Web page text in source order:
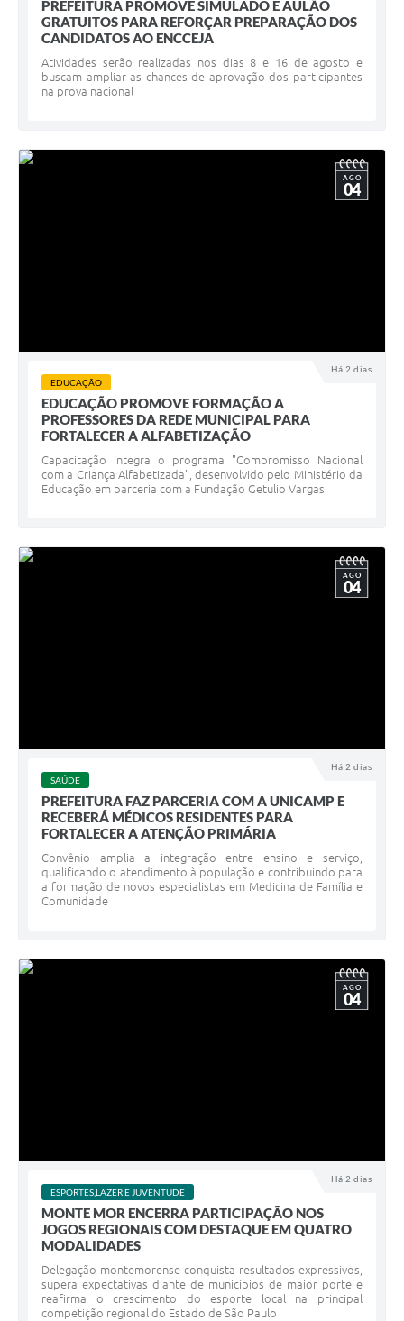
PREFEITURA PROMOVE SIMULADO E AULÃO
GRATUITOS PARA REFORÇAR PREPARAÇÃO DOS
CANDIDATOS AO ENCCEJA
Atividades serão realizadas nos dias 8 e 16 de agosto e
buscam ampliar as chances de aprovação dos participantes
na prova nacional
Há 2 dias
AGO
04
EDUCAÇÃO
EDUCAÇÃO PROMOVE FORMAÇÃO A
PROFESSORES DA REDE MUNICIPAL PARA
FORTALECER A ALFABETIZAÇÃO
Capacitação integra o programa "Compromisso Nacional
com a Criança Alfabetizada", desenvolvido pelo Ministério da
Educação em parceria com a Fundação Getulio Vargas
Há 2 dias
AGO
04
SAÚDE
PREFEITURA FAZ PARCERIA COM A UNICAMP E
RECEBERÁ MÉDICOS RESIDENTES PARA
FORTALECER A ATENÇÃO PRIMÁRIA
Convênio amplia a integração entre ensino e serviço,
qualificando o atendimento à população e contribuindo para
a formação de novos especialistas em Medicina de Família e
Comunidade
Há 2 dias
AGO
04
ESPORTES,LAZER E JUVENTUDE
MONTE MOR ENCERRA PARTICIPAÇÃO NOS
JOGOS REGIONAIS COM DESTAQUE EM QUATRO
MODALIDADES ​
Delegação montemorense conquista resultados expressivos,
supera expectativas diante de municípios de maior porte e
reafirma o crescimento do esporte local na principal
competição regional do Estado de São Paulo